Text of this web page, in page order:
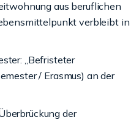
aus beruflichen
verbleibt in
„Befristeter
/ Erasmus) an der
der